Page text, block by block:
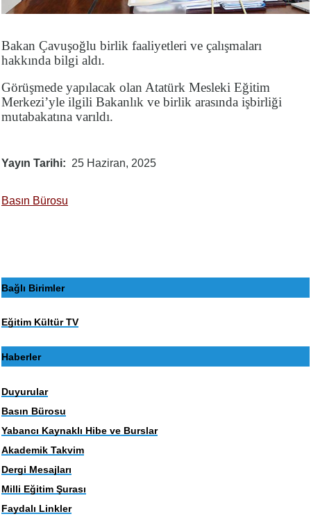
Bakan Çavuşoğlu birlik faaliyetleri ve çalışmaları
hakkında bilgi aldı.
Görüşmede yapılacak olan Atatürk Mesleki Eğitim
Merkezi’yle ilgili Bakanlık ve birlik arasında işbirliği
mutabakatına varıldı.
Yayın Tarihi 25 Haziran, 2025
Basın Bürosu
Bağlı Birimler
Eğitim Kültür TV
Haberler
Duyurular
Basın Bürosu
Yabancı Kaynaklı Hibe ve Burslar
Akademik Takvim
Dergi Mesajları
Milli Eğitim Şurası
Faydalı Linkler